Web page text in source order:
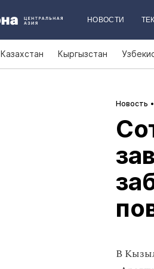
НОВОСТИ
Казахстан Кыргызстан
Новость
В